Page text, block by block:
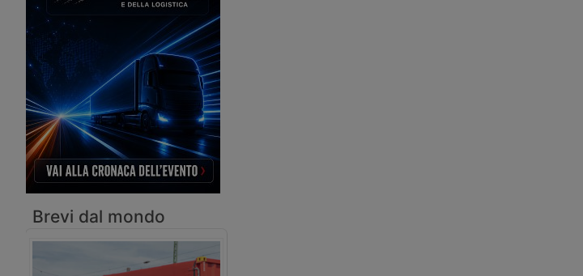
Brevi dal mondo